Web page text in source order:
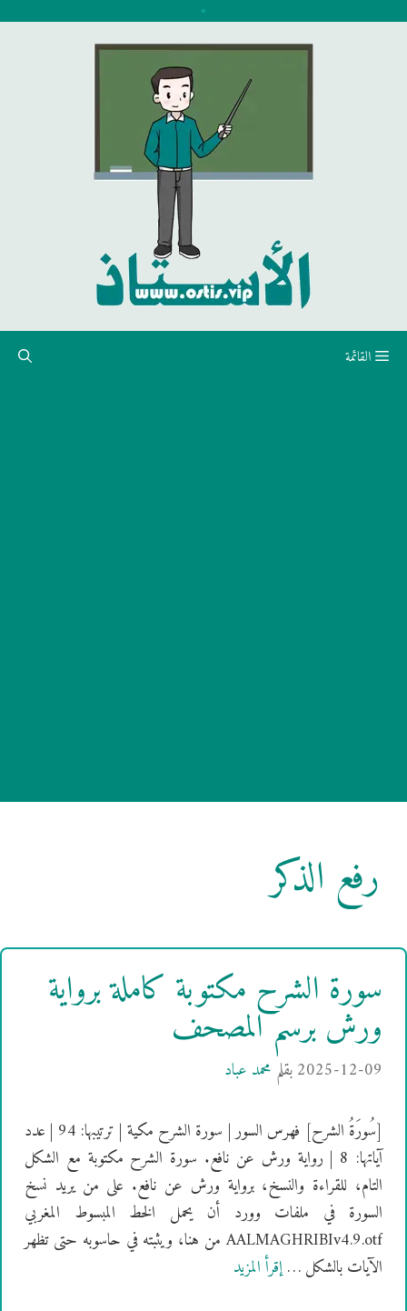
القائمة
رفع الذكر
سورة الشرح مكتوبة كاملة برواية
ورش برسم المصحف
2025-12-09بقلم محمد عباد
[سُورَةُ الشرح] فهرس السور | سورة الشرح مكية | ترتيبها: 94 | عدد
آياتها: 8 | رواية ورش عن نافع. سورة الشرح مكتوبة مع الشكل
التام، للقراءة والنسخ، برواية ورش عن نافع. على من يريد نسخ
السورة في ملفات وورد أن يحمل الخط المبسوط المغربي
AALMAGHRIBIv4.9.otf من هنا، ويثبته في حاسوبه حتى تظهر
الآيات بالشكل …إقرأ المزيد